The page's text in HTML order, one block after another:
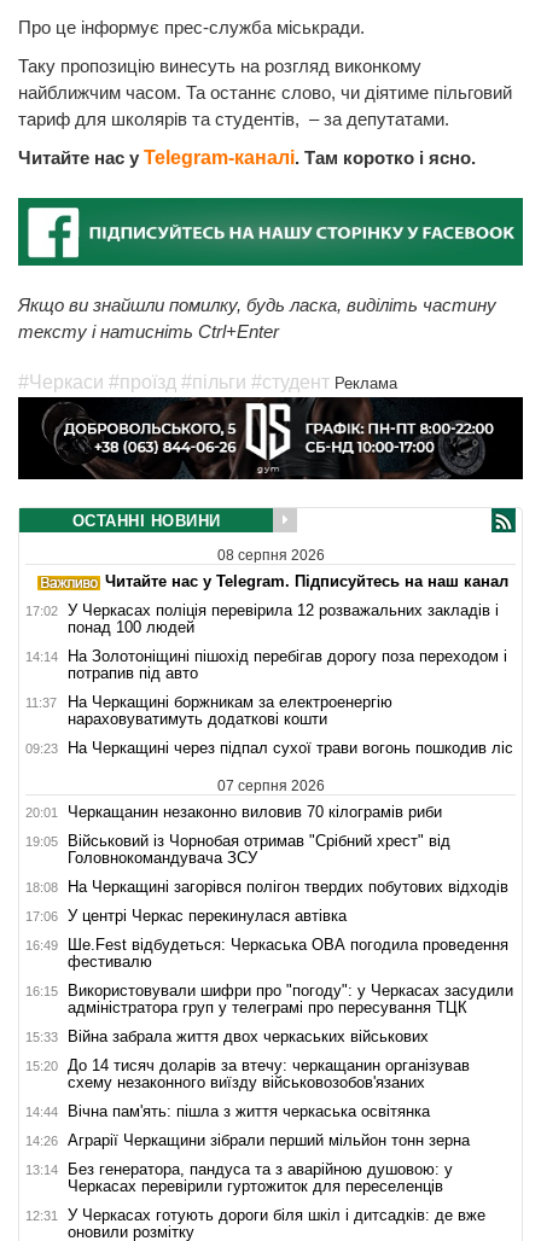
Про це інформує прес-служба міськради.
Таку пропозицію винесуть на розгляд виконкому
найближчим часом. Та останнє слово, чи діятиме пільговий
тариф для школярів та студентів, – за депутатами.
Читайте нас у Telegram-каналі. Там коротко і ясно.
Якщо ви знайшли помилку, будь ласка, виділіть частину
тексту і натисніть Ctrl+Enter
#Черкаси #проїзд #пільги #студент Реклама
ОСТАННІ НОВИНИ
08 серпня 2026
Читайте нас у Telegram. Підписуйтесь на наш канал
17:02
У Черкасах поліція перевірила 12 розважальних закладів і
понад 100 людей
14:14
На Золотоніщині пішохід перебігав дорогу поза переходом і
потрапив під авто
11:37
На Черкащині боржникам за електроенергію
нараховуватимуть додаткові кошти
09:23 На Черкащині через підпал сухої трави вогонь пошкодив ліс
07 серпня 2026
20:01 Черкащанин незаконно виловив 70 кілограмів риби
19:05
Військовий із Чорнобая отримав "Срібний хрест" від
Головнокомандувача ЗСУ
18:08 На Черкащині загорівся полігон твердих побутових відходів
17:06 У центрі Черкас перекинулася автівка
16:49
Ше.Fest відбудеться: Черкаська ОВА погодила проведення
фестивалю
16:15
Використовували шифри про "погоду": у Черкасах засудили
адміністратора груп у телеграмі про пересування ТЦК
15:33 Війна забрала життя двох черкаських військових
15:20
До 14 тисяч доларів за втечу: черкащанин організував
схему незаконного виїзду військовозобов'язаних
14:44 Вічна пам'ять: пішла з життя черкаська освітянка
14:26 Аграрії Черкащини зібрали перший мільйон тонн зерна
13:14
Без генератора, пандуса та з аварійною душовою: у
Черкасах перевірили гуртожиток для переселенців
12:31
У Черкасах готують дороги біля шкіл і дитсадків: де вже
оновили розмітку